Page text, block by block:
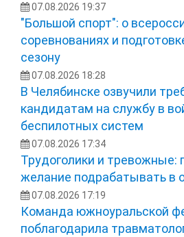
07.08.2026 19:37
"Большой спорт": о
соревнованиях и
сезону
07.08.2026 18:28
В Челябинске озвучили
кандидатам на службу в
беспилотных систем
07.08.2026 17:34
Трудоголики и тревожные:
желание подрабатывать в
07.08.2026 17:19
Команда южноуральской
поблагодарила